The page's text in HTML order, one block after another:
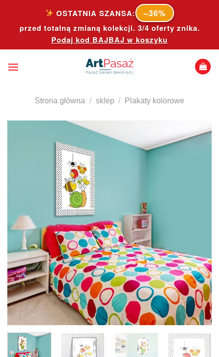
content
OSTATNIA SZANSA: –36%
przed totalną zmianą kolekcji. 3/4 oferty znika.
Podaj kod BAJBAJ w koszyku
Strona główna / sklep / Plakaty kolorowe